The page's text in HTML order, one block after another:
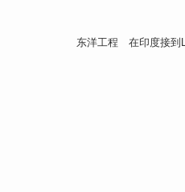
东洋工程 在印度接到